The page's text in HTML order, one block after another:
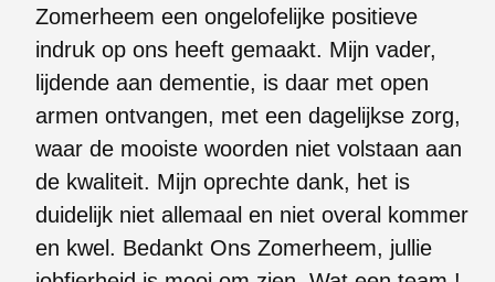
Zomerheem een ongelofelijke positieve
indruk op ons heeft gemaakt. Mijn vader,
lijdende aan dementie, is daar met open
armen ontvangen, met een dagelijkse zorg,
waar de mooiste woorden niet volstaan aan
de kwaliteit. Mijn oprechte dank, het is
duidelijk niet allemaal en niet overal kommer
en kwel. Bedankt Ons Zomerheem, jullie